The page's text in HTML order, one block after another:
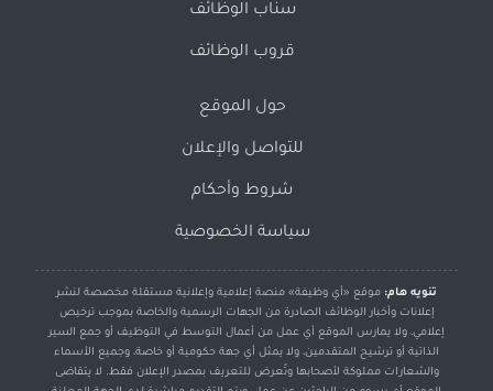
سناب الوظائف
قروب الوظائف
حول الموقع
للتواصل والإعلان
شروط وأحكام
سياسة الخصوصية
تنويه هام: موقع «أي وظيفة» منصة إعلامية وإعلانية مستقلة مخصصة لنشر
إعلانات وأخبار الوظائف الصادرة من الجهات الرسمية والخاصة بموجب ترخيص
إعلامي، ولا يمارس الموقع أي عمل من أعمال التوسط في التوظيف أو جمع السير
الذاتية أو ترشيح المتقدمين، ولا يمثل أي جهة حكومية أو خاصة، وجميع الأسماء
والشعارات مملوكة لأصحابها وتُعرض للتعريف بمصدر الإعلان فقط. لا يتقاضى